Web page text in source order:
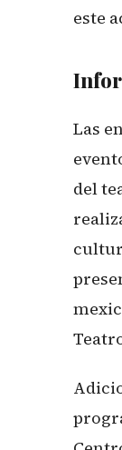
este
Las
del